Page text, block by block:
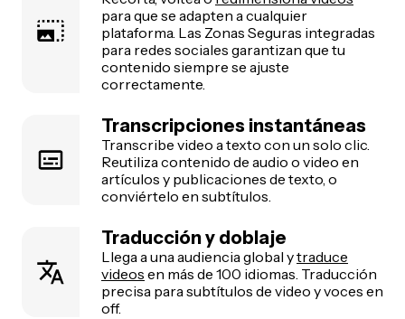
para que se adapten a cualquier
plataforma. Las Zonas Seguras integradas
para redes sociales garantizan que tu
contenido siempre se ajuste
correctamente.
Transcripciones instantáneas
Transcribe video a texto con un solo clic.
Reutiliza contenido de audio o video en
artículos y publicaciones de texto, o
conviértelo en subtítulos.
Traducción y doblaje
Llega a una audiencia global ytraduce
videos en más de 100 idiomas. Traducción
precisa para subtítulos de video y voces en
off.